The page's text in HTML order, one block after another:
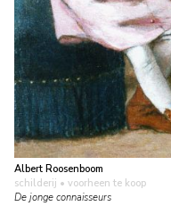
Albert Roosenboom
schilderij • voorheen te koop
De jonge connaisseurs